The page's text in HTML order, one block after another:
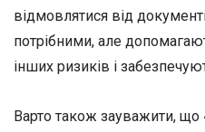
відмовлятися від
потрібними, але
інших ризиків і
Варто також зауважити,